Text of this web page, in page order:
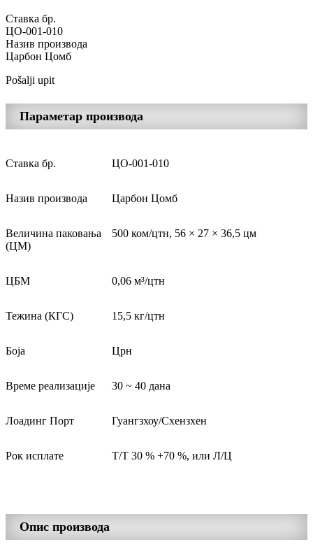
Ставка бр.
ЦО-001-010
Назив производа
Царбон Цомб
Pošalji upit
Параметар производа
Ставка бр. ЦО-001-010
Назив производа Царбон Цомб
Величина паковања
(ЦМ)
500 ком/цтн, 56 × 27 × 36,5 цм
ЦБМ 0,06 м³/цтн
Тежина (КГС) 15,5 кг/цтн
Боја Црн
Време реализације 30 ~ 40 дана
Лоадинг Порт Гуангзхоу/Схензхен
Рок исплате Т/Т 30 % +70 %, или Л/Ц
Опис производа